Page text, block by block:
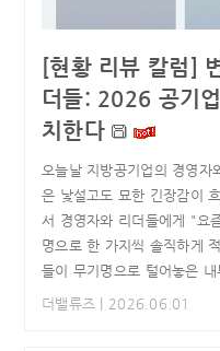
[현황 리뷰 칼럼]
더들: 2026 공기
치한다
오늘날 지방공기업의 경영
은 낯설고도 묘한 긴장감이
서 경영자와 리더들에게 "요
명으로 한 가지씩 솔직하게
들이 무기명으로 털어놓은
더밸류즈 | 2026.06.01